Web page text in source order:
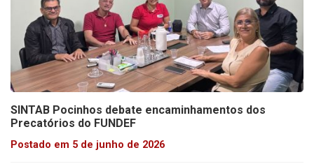
SINTAB Pocinhos debate encaminhamentos dos
Precatórios do FUNDEF
Postado em 5 de junho de 2026